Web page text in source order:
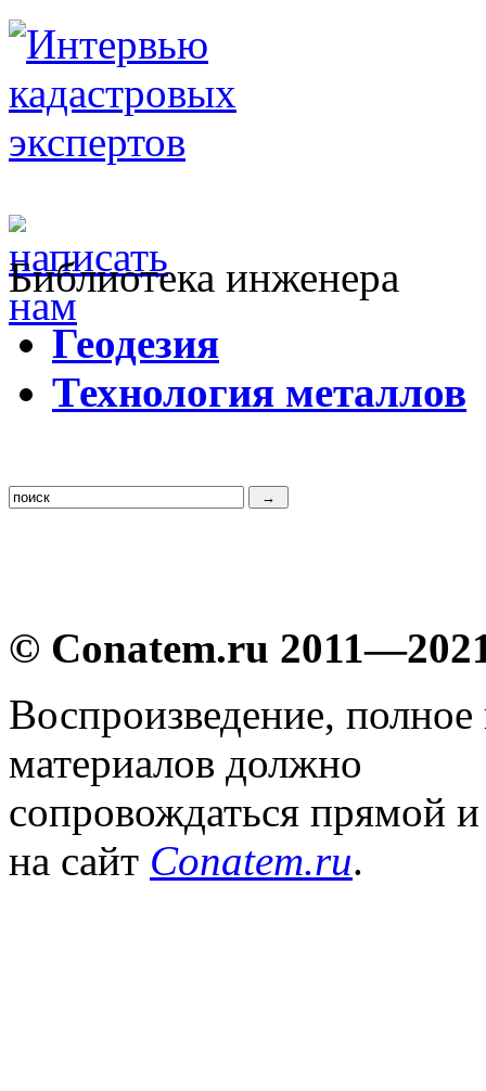
Библиотека инженера
Геодезия
Технология металлов
© Conatem.ru
Воспроизведение,
материалов должно
сопровождаться прямой
на сайт Conatem.ru.